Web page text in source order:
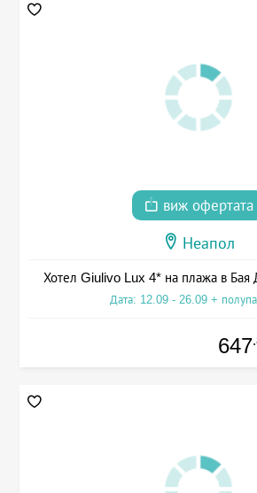
виж офертата
Неапол
Хотел Giulivo Lux 4* на плажа в Бая
Дата: 12.09 - 26.09 +
647